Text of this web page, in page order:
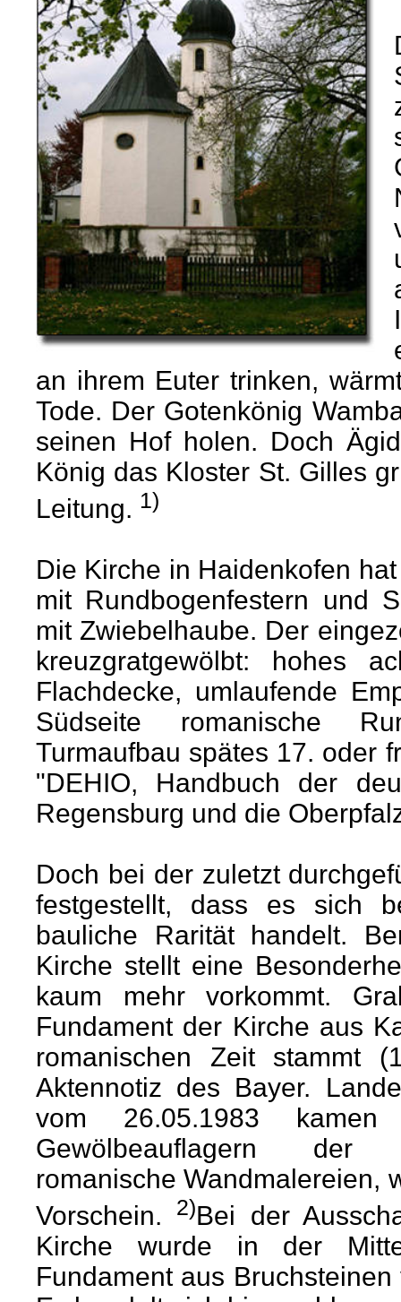
an ihrem Euter trinken,
Tode. Der Gotenkönig
seinen Hof holen. Doch
König das Kloster St. Gilles
Leitung. 1)
Die Kirche in Haidenkofen
mit Rundbogenfestern und
mit Zwiebelhaube. Der
kreuzgratgewölbt: hohes
Flachdecke, umlaufende
Südseite romanische
Turmaufbau spätes 17. oder
"DEHIO, Handbuch der
Regensburg und die
Doch bei der zuletzt
festgestellt, dass es sich
bauliche Rarität handelt.
Kirche stellt eine
kaum mehr vorkommt.
Fundament der Kirche aus
romanischen Zeit stammt
Aktennotiz des Bayer.
vom 26.05.1983
Gewölbeauflagern der
romanische Wandmalereien,
Vorschein.
2)Bei der
Kirche wurde in der
Fundament aus